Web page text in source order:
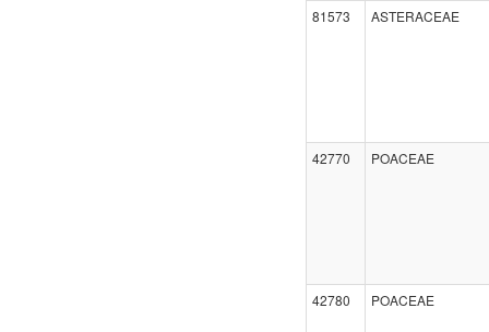
81573 ASTERACEAE
42770 POACEAE
42780 POACEAE